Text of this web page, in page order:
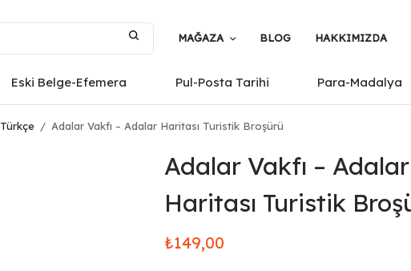
MAĞAZA BLOG HAKKIMIZDA
Eski Belge-Efemera Pul-Posta Tarihi Para-Madalya
Türkçe / Adalar Vakfı – Adalar Haritası Turistik Broşürü
Adalar Vakfı – Adalar
Haritası Turistik
₺149,00